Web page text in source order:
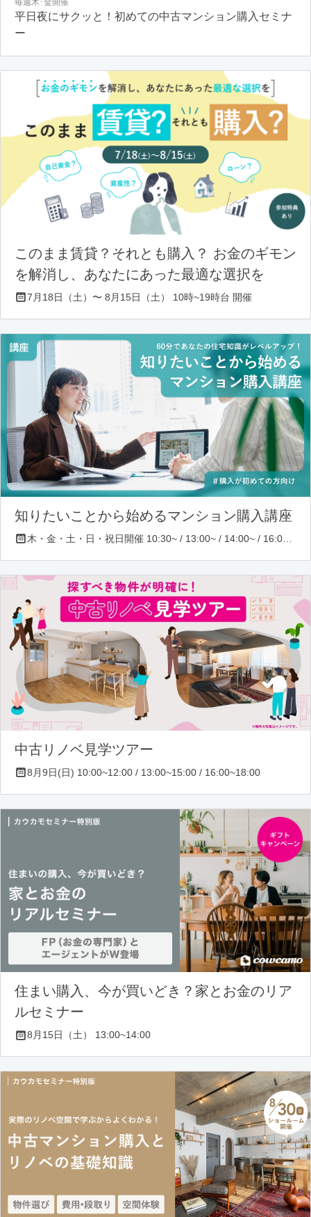
毎週木･金開催
平日夜にサクッと！初めての中古マンション購入セミナ
ー
このまま賃貸？それとも購入？ お金のギモン
を解消し、あなたにあった最適な選択を
7月18日（土）〜 8月15日（土） 10時~19時台 開催
知りたいことから始めるマンション購入講座
中古リノベ見学ツアー
8月9日(日) 10:00~12:00 / 13:00~15:00 / 16:00~18:00
住まい購入、今が買いどき？家とお金のリア
ルセミナー
8月15日（土） 13:00~14:00